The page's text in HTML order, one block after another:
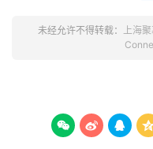
未经允许不得转载： 上海
  